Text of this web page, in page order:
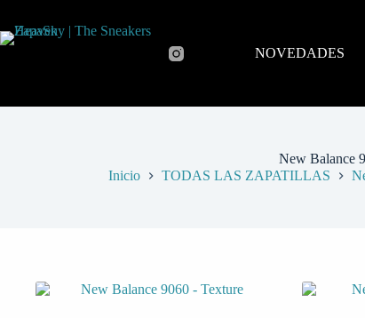
NOVEDADES
New Balance
Inicio
TODAS LAS ZAPATILLAS